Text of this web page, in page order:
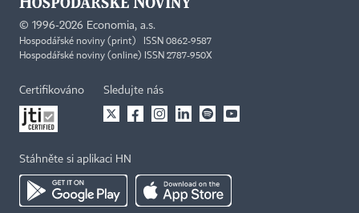
© 1996-2026 Economia, a.s.
Hospodářské noviny (print) ISSN 0862-9587
Hospodářské noviny (online) ISSN 2787-950X
Certifikováno Sledujte nás
Stáhněte si aplikaci HN